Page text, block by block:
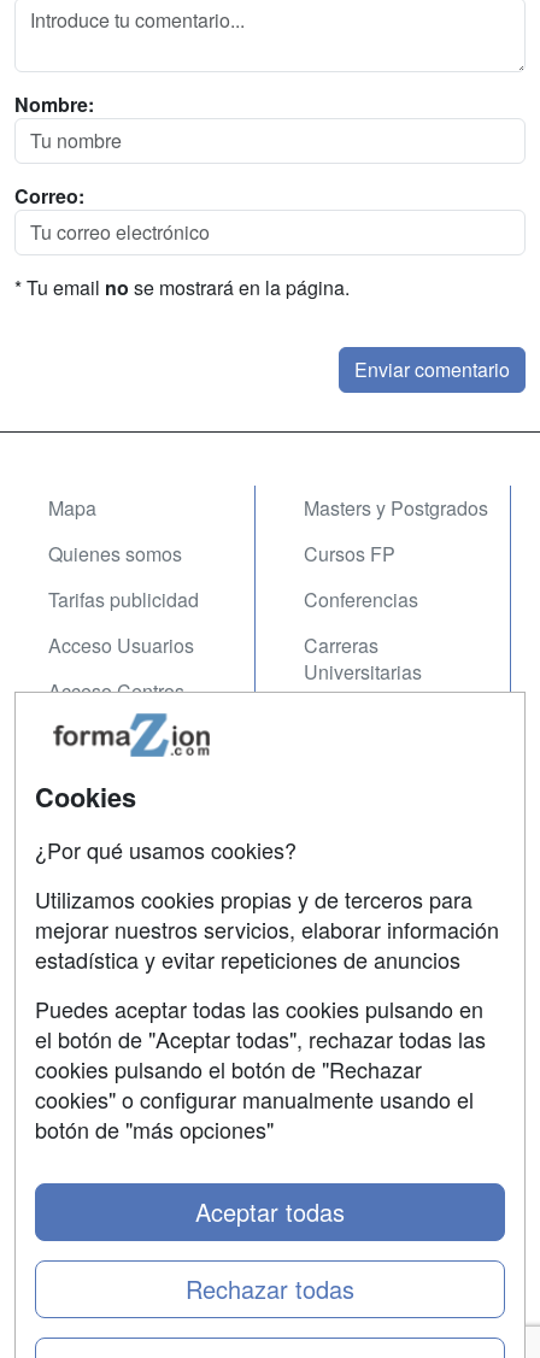
Nombre:
Correo:
* Tu email no se mostrará en la página.
Mapa
Quienes somos
Tarifas publicidad
Acceso Usuarios
Acceso Centros
Masters y Postgrados
Cursos FP
Conferencias
Carreras
Universitarias
Contactar
Copyleft
Grupo formazion:
Copyright 2000-2026 Formazion Web, S.L. - Calle
Cookies
¿Por qué usamos cookies?
Utilizamos cookies propias y de terceros para
mejorar nuestros servicios, elaborar información
estadística y evitar repeticiones de anuncios
Puedes aceptar todas las cookies pulsando en
el botón de "Aceptar todas", rechazar todas las
cookies pulsando el botón de "Rechazar
cookies" o configurar manualmente usando el
botón de "más opciones"
Rechazar todas
Aceptar todas